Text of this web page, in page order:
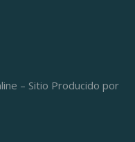
– Sitio Producido por